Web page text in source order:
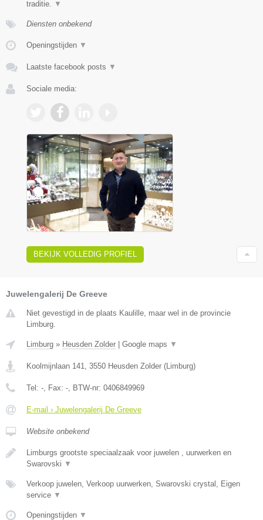
traditie. ▼
Diensten onbekend
Openingstijden ▼
Laatste facebook posts ▼
Sociale media:
BEKIJK VOLLEDIG PROFIEL
Juwelengalerij De Greeve
Niet gevestigd in de plaats Kaulille, maar wel in de provincie
Limburg.
Limburg » Heusden Zolder Google maps ▼
Koolmijnlaan 141 3550 Heusden Zolder ( Limburg)
Tel: - , Fax: - , BTW-nr: 0406849969
E-mail › Juwelengalerij De Greeve
Website onbekend
Limburgs grootste speciaalzaak voor juwelen , uurwerken en
Swarovski ▼
Verkoop juwelen, Verkoop uurwerken, Swarovski crystal, Eigen
service ▼
Openingstijden ▼